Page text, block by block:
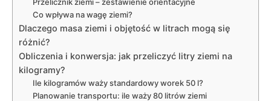
Co wpływa na wagę ziemi?
Dlaczego masa ziemi i objętość w litrach mogą się
różnić?
Obliczenia i konwersja: jak przeliczyć litry ziemi na
kilogramy?
Ile kilogramów waży standardowy worek 50 l?
Planowanie transportu: ile waży 80 litrów ziemi